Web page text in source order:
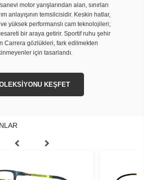
motor yarışlarından alan, sınırları
anlayışının temsilcisidir. Keskin hatlar,
yüksek performanslı cam teknolojileri;
bir araya getirir. Sportif ruhu şehir
Carrera gözlükleri, fark edilmekten
için tasarlandı.
KEŞFET